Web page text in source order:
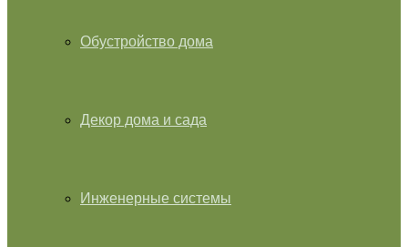
Обустройство дома
Декор дома и сада
Инженерные системы